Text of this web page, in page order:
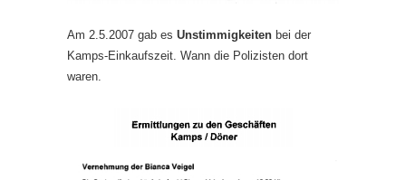
Am 2.5.2007 gab es Unstimmigkeiten bei der
Kamps-Einkaufszeit. Wann die Polizisten dort
waren.